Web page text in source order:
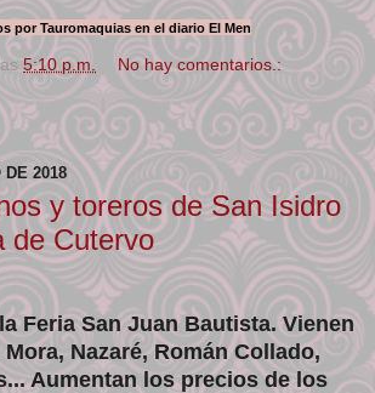
por Tauromaquias en el diario El Men
5:10 p.m. No hay comentarios.:
DE 2018
y toreros de San Isidro
de Cutervo
Feria San Juan Bautista. Vienen
Nazaré, Román Collado,
Aumentan los precios de los